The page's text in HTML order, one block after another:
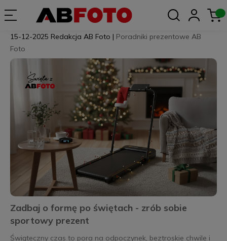
Zadbaj o formę po świętach - zrób sobie
sportowy prezent
15-12-2025 Redakcja AB Foto | Poradniki prezentowe AB
Foto
Świąteczny czas to pora na odpoczynek, beztroskie chwile i